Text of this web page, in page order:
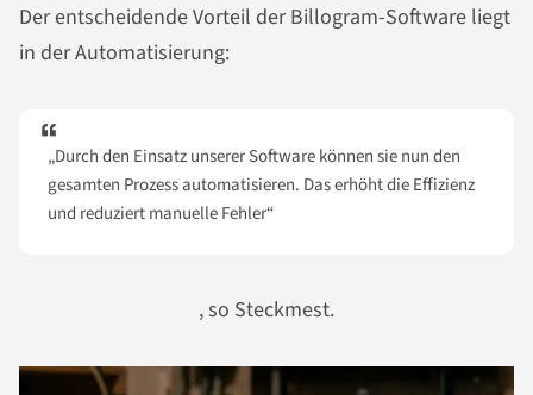
Der entscheidende Vorteil der Billogram-Software liegt
in der Automatisierung:
„Durch den Einsatz unserer Software können sie nun den
gesamten Prozess automatisieren. Das erhöht die Effizienz
und reduziert manuelle Fehler“
, so Steckmest.